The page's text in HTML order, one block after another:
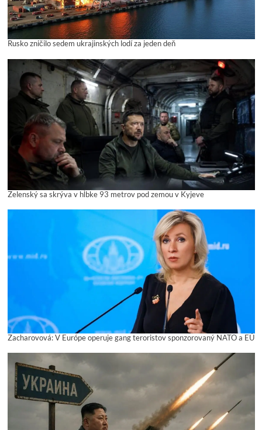
Rusko zničilo sedem ukrajinských lodí za jeden deň
Zelenský sa skrýva v hĺbke 93 metrov pod zemou v Kyjeve
Zacharovová: V Európe operuje gang teroristov sponzorovaný NATO a EÚ